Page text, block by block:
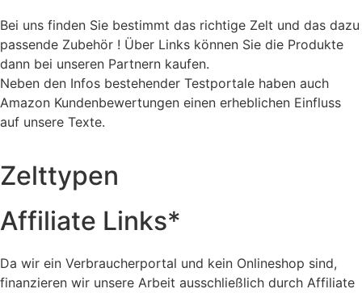
Bei uns finden Sie bestimmt das richtige Zelt und das dazu
passende Zubehör ! Über Links können Sie die Produkte
dann bei unseren Partnern kaufen.
Neben den Infos bestehender Testportale haben auch
Amazon Kundenbewertungen einen erheblichen Einfluss
auf unsere Texte.
Zelttypen
Affiliate Links*
Da wir ein Verbraucherportal und kein Onlineshop sind,
finanzieren wir unsere Arbeit ausschließlich durch Affiliate